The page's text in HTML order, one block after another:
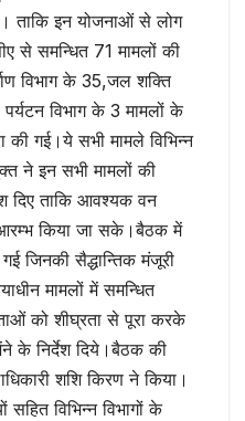
ताकि इन योजनाओं से लोग
से समन्धित 71 मामलों की
विभाग के 35,जल शक्ति
विभाग के 3 मामलों के
की गई।ये सभी मामले विभिन्न
ने इन सभी मामलों की
दिए ताकि आवश्यक वन
आरम्भ किया जा सके।बैठक में
जिनकी सैद्धान्तिक मंजूरी
मामलों में समन्धित
को शीघ्रता से पूरा करके
के निर्देश दिये।बैठक की
शशि किरण ने किया।
विभिन्न विभागों के